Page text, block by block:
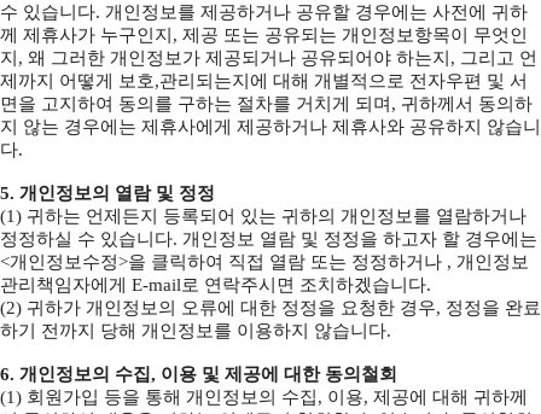
수 있습니다. 개인정보를 제공하거나 공유할 경우에는 사전에 귀하
께 제휴사가 누구인지, 제공 또는 공유되는 개인정보항목이 무엇인
지, 왜 그러한 개인정보가 제공되거나 공유되어야 하는지, 그리고 언
제까지 어떻게 보호,관리되는지에 대해 개별적으로 전자우편 및 서
면을 고지하여 동의를 구하는 절차를 거치게 되며, 귀하께서 동의하
지 않는 경우에는 제휴사에게 제공하거나 제휴사와 공유하지 않습니
다.
5. 개인정보의 열람 및 정정
(1) 귀하는 언제든지 등록되어 있는 귀하의 개인정보를 열람하거나
정정하실 수 있습니다. 개인정보 열람 및 정정을 하고자 할 경우에는
<개인정보수정>을 클릭하여 직접 열람 또는 정정하거나 , 개인정보
관리책임자에게 E-mail로 연락주시면 조치하겠습니다.
(2) 귀하가 개인정보의 오류에 대한 정정을 요청한 경우, 정정을 완료
하기 전까지 당해 개인정보를 이용하지 않습니다.
6. 개인정보의 수집, 이용 및 제공에 대한 동의철회
(1) 회원가입 등을 통해 개인정보의 수집, 이용, 제공에 대해 귀하께